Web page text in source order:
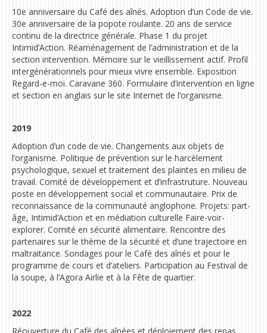
10e anniversaire du Café des aînés. Adoption d’un Code de vie.
30e anniversaire de la popote roulante. 20 ans de service
continu de la directrice générale. Phase 1 du projet
Intimid’Action. Réaménagement de l’administration et de la
section intervention. Mémoire sur le vieillissement actif. Profil
intergénérationnels pour mieux vivre ensemble. Exposition
Regard-e-moi. Caravane 360. Formulaire d’intervention en ligne
et section en anglais sur le site Internet de l’organisme.
2019
Adoption d’un code de vie. Changements aux objets de
l’organisme. Politique de prévention sur le harcèlement
psychologique, sexuel et traitement des plaintes en milieu de
travail. Comité de développement et d’infrastruture. Nouveau
poste en développement social et communautaire. Prix de
reconnaissance de la communauté anglophone. Projets: part-
âge, Intimid’Action et en médiation culturelle Faire-voir-
explorer. Comité en sécurité alimentaire. Rencontre des
partenaires sur le thème de la sécurité et d’une trajectoire en
maltraitance. Sondages pour le Café des aînés et pour le
programme de cours et d’ateliers. Participation au Festival de
la soupe, à l’Agora Airlie et à la Fête de quartier.
2022